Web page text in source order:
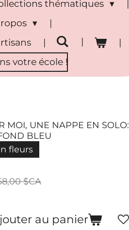
thématiques
votre école !
MOI, UNE NAPPE EN SOLO:
BLEU
fleurs
$CA
au panier